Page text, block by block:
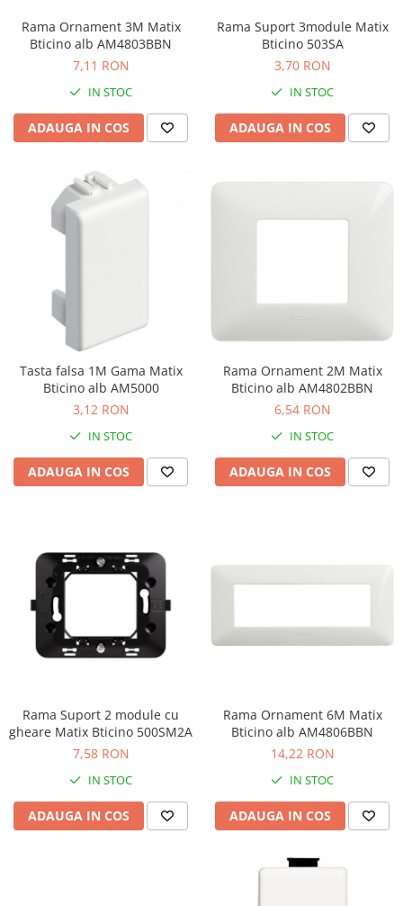
Rama Ornament 3M Matix
Bticino alb AM4803BBN
7,11 RON
IN STOC
ADAUGA IN COS
Rama Suport 3module Matix
Bticino 503SA
3,70 RON
IN STOC
ADAUGA IN COS
Tasta falsa 1M Gama Matix
Bticino alb AM5000
3,12 RON
IN STOC
ADAUGA IN COS
Rama Ornament 2M Matix
Bticino alb AM4802BBN
6,54 RON
IN STOC
ADAUGA IN COS
Rama Suport 2 module cu
gheare Matix Bticino 500SM2A
7,58 RON
IN STOC
ADAUGA IN COS
Rama Ornament 6M Matix
Bticino alb AM4806BBN
14,22 RON
IN STOC
ADAUGA IN COS